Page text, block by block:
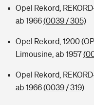
Opel Rekord,
ab 1966(0039 / 305)
Opel Rekord, 1200
Limousine, ab 1957
Opel Rekord,
ab 1966(0039 / 319)